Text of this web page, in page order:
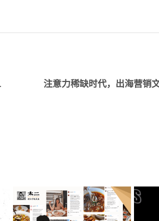
商家称号 注意力稀缺时代，出海营销